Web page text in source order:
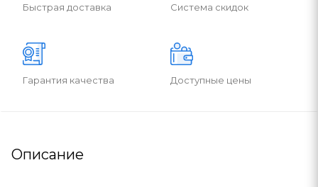
Быстрая доставка Система скидок
Гарантия качества Доступные цены
Описание